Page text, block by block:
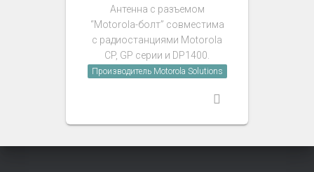
Антенна с разъемом
“Motorola-болт” совместима
с радиостанциями Motorola
CP, GP серии и DP1400.
Производитель Motorola Solutions